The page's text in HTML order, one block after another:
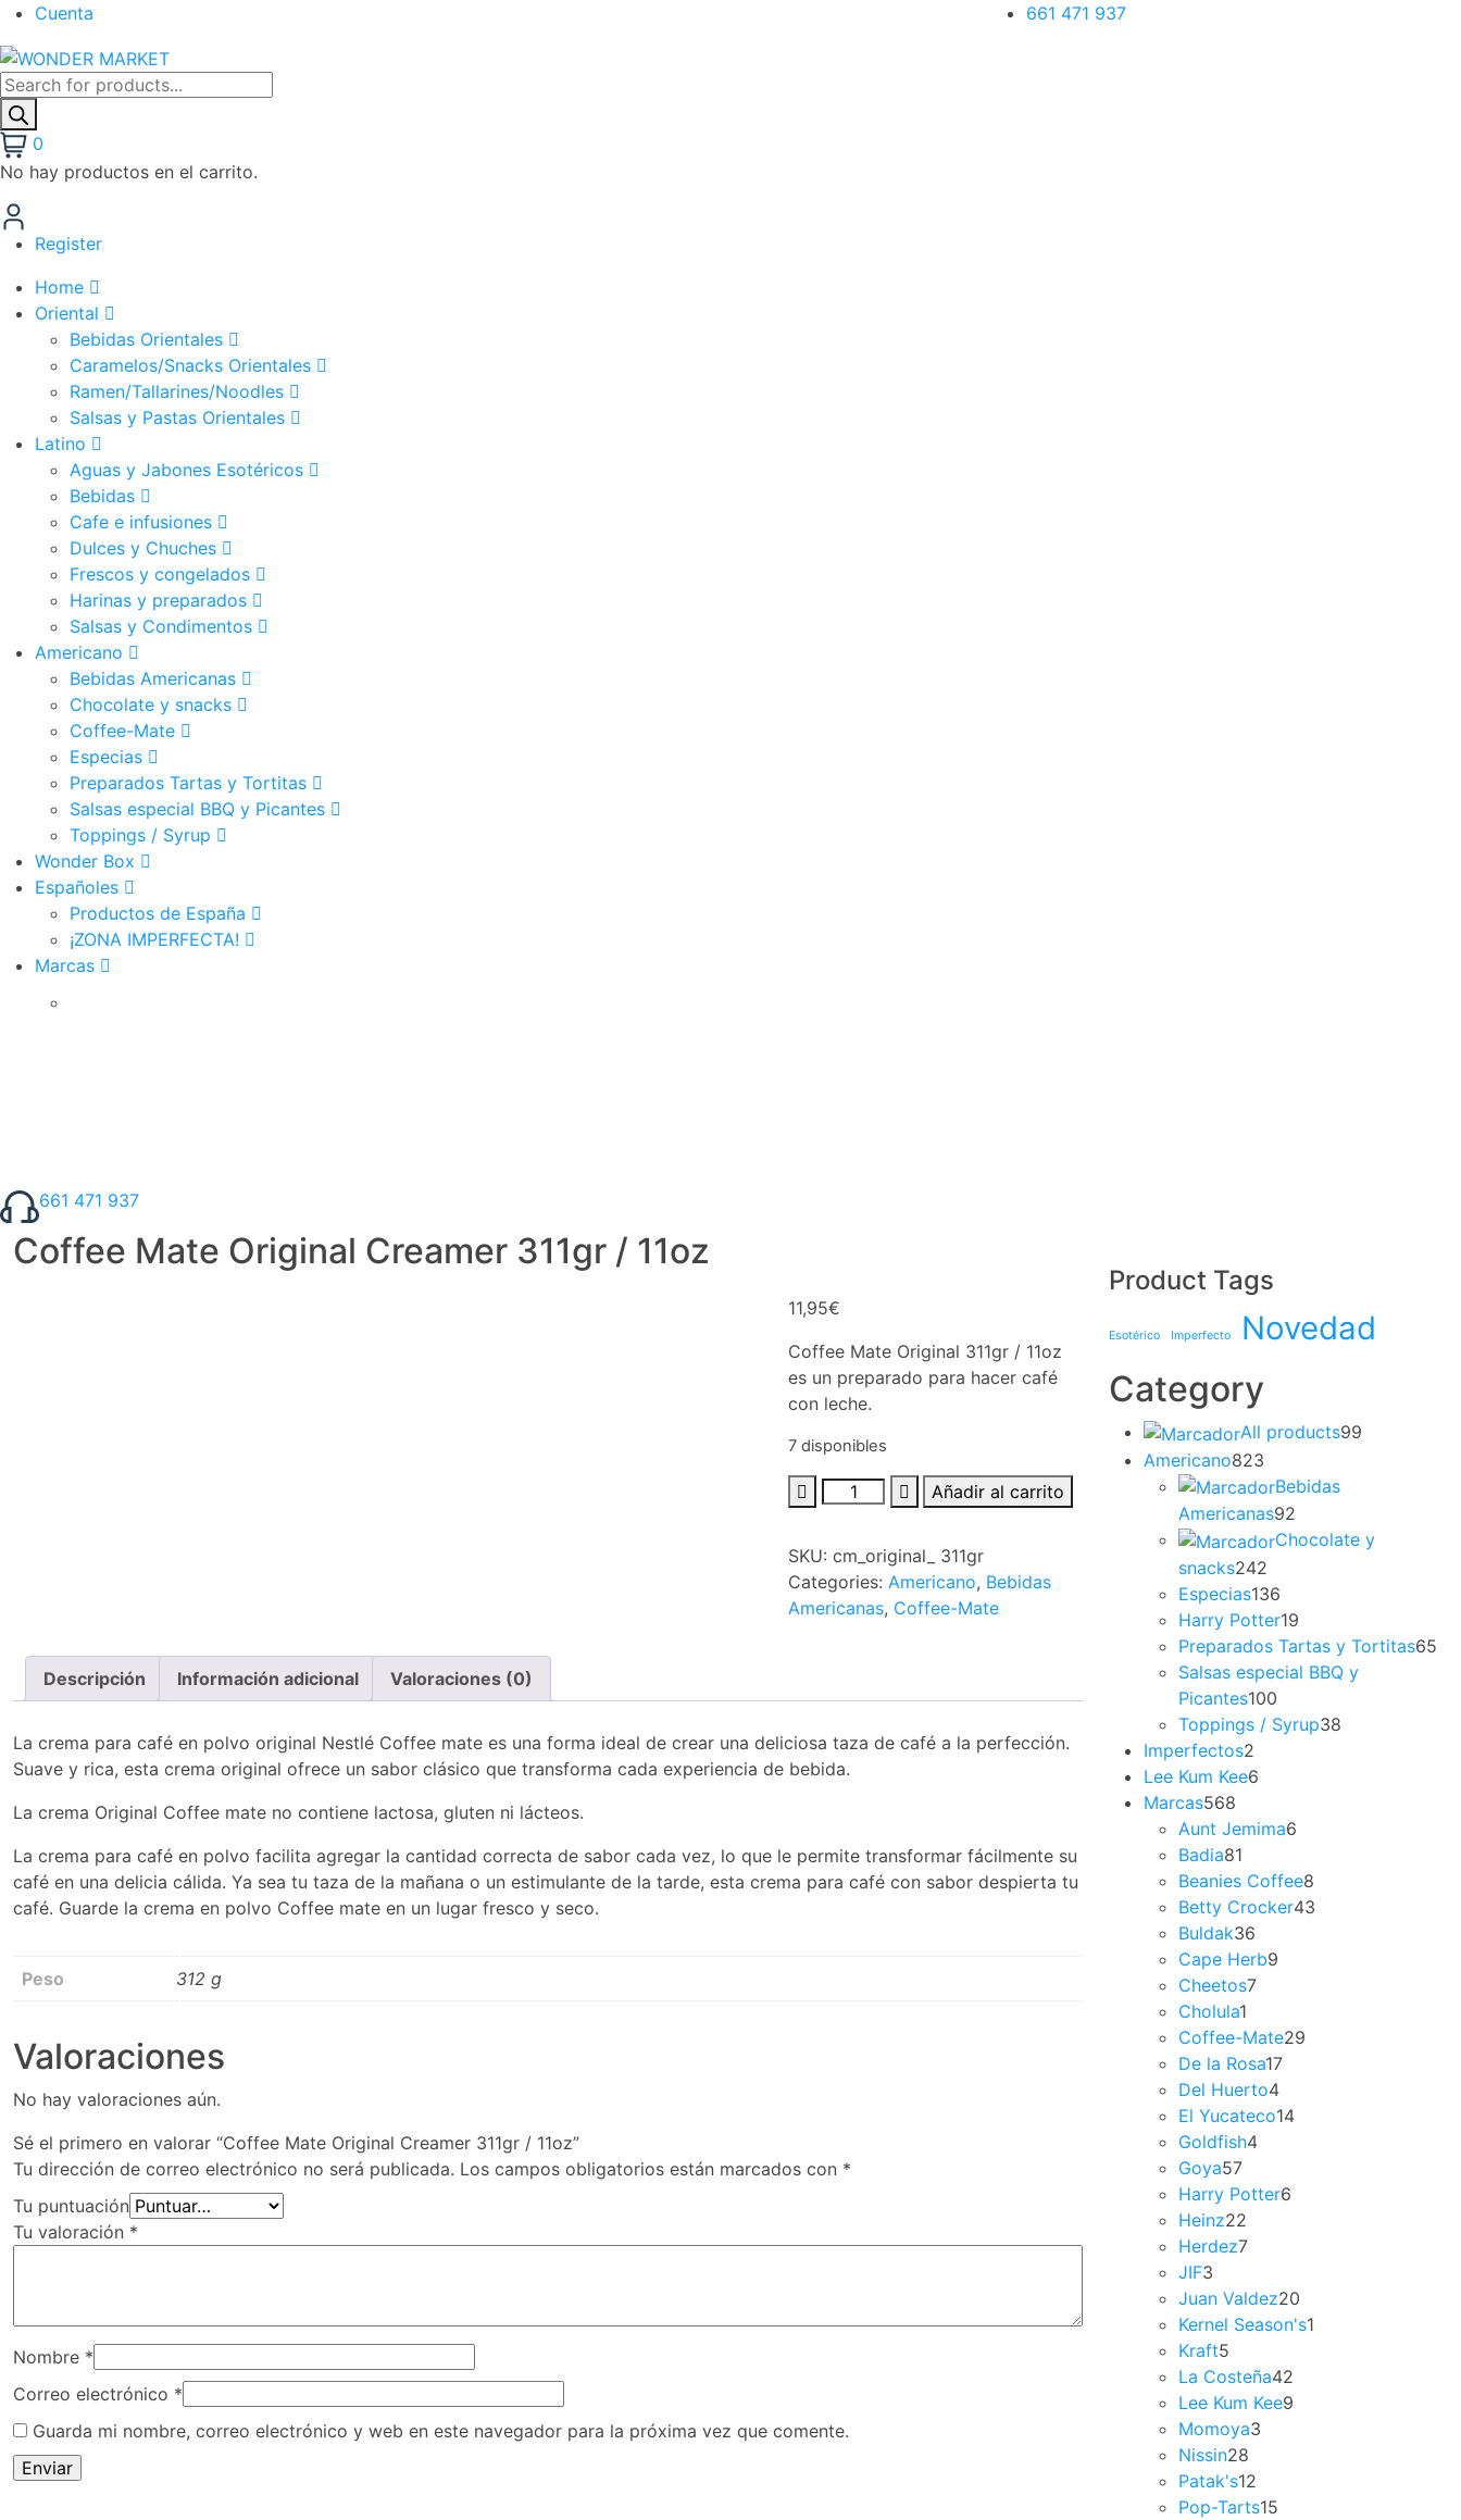
Cuenta 661 471 937
0
No hay productos en el carrito.
Register
Home
Oriental
Bebidas Orientales
Caramelos/Snacks Orientales
Ramen/Tallarines/Noodles
Salsas y Pastas Orientales
Latino
Aguas y Jabones Esotéricos
Bebidas
Cafe e infusiones
Dulces y Chuches
Frescos y congelados
Harinas y preparados
Salsas y Condimentos
Americano
Bebidas Americanas
Chocolate y snacks
Coffee-Mate
Especias
Preparados Tartas y Tortitas
Salsas especial BBQ y Picantes
Toppings / Syrup
Wonder Box
Españoles
Productos de España
¡ZONA IMPERFECTA!
Marcas
661 471 937
Coffee Mate Original Creamer 311gr / 11oz
11,95€
Coffee Mate Original 311gr / 11oz
es un preparado para hacer café
con leche.
7 disponibles
Añadir al carrito
SKU:cm_original_ 311gr
Categories:Americano, Bebidas
Americanas, Coffee-Mate
Descripción Información adicional Valoraciones (0)
La crema para café en polvo original Nestlé Coffee mate es una forma ideal de crear una deliciosa taza de café a la perfección.
Suave y rica, esta crema original ofrece un sabor clásico que transforma cada experiencia de bebida.
La crema Original Coffee mate no contiene lactosa, gluten ni lácteos.
La crema para café en polvo facilita agregar la cantidad correcta de sabor cada vez, lo que le permite transformar fácilmente su
café en una delicia cálida. Ya sea tu taza de la mañana o un estimulante de la tarde, esta crema para café con sabor despierta tu
café. Guarde la crema en polvo Coffee mate en un lugar fresco y seco.
Peso 312 g
Valoraciones
No hay valoraciones aún.
Sé el primero en valorar “Coffee Mate Original Creamer 311gr / 11oz”
Tu dirección de correo electrónico no será publicada. Los campos obligatorios están marcados con *
Tu puntuación
Tu valoración *
Nombre *
Correo electrónico *
Guarda mi nombre, correo electrónico y web en este navegador para la próxima vez que comente.
Product Tags
Esotérico Imperfecto Novedad
Category
All products99
Americano823
Bebidas
Americanas92
Chocolate y
snacks242
Especias136
Harry Potter19
Preparados Tartas y Tortitas65
Salsas especial BBQ y
Picantes100
Toppings / Syrup38
Imperfectos2
Lee Kum Kee6
Marcas568
Aunt Jemima6
Badia81
Beanies Coffee8
Betty Crocker43
Buldak36
Cape Herb9
Cheetos7
Cholula1
Coffee-Mate29
De la Rosa17
Del Huerto4
El Yucateco14
Goldfish4
Goya57
Harry Potter6
Heinz22
Herdez7
JIF3
Juan Valdez20
Kernel Season's1
Kraft5
La Costeña42
Lee Kum Kee9
Momoya3
Nissin28
Patak's12
Pop-Tarts15